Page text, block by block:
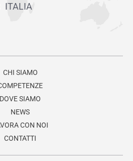
ITALIA
CHI SIAMO
DOVE SIAMO
NEWS
CON NOI
CONTATTI